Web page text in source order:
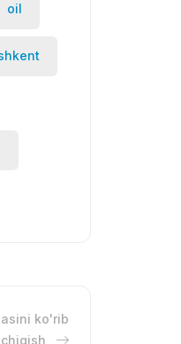
oil
ko'rib
chiqish